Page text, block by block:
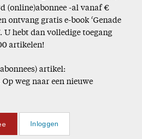
(online)abonnee -al vanaf €
ontvang gratis e-book ‘Genade
U hebt dan volledige toegang
artikelen!
artikel:
Op weg naar een nieuwe
Inloggen